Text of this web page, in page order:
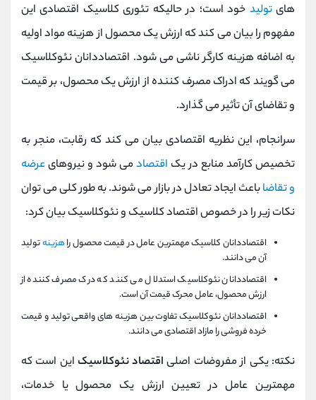
هایتولید خود است؛ در حالیکه تئوری کلاسیک اقتصادی این
مفهوم را بیان می کند که ارزش یک محصول از هزینه مواد اولیه
به اضافه هزینه کارگر ناشی می شود. اقتصاددانان نئوکلاسیک
می گویند که ادراک مصرف کننده از ارزش یک محصول، بر قیمت
و تقاضای آن تأثیر می گذارد.
سرانجام، این نظریه اقتصادی بیان می کند که رقابت، منجر به
تخصیص کارآمد منابع در یک اقتصادمی شود و نیروهایعرضه
و تقاضاباعث ایجاد تعادل در بازار می شوند. به طور کلی می توان
نکات زیر را در خصوص اقتصاد کلاسیک و نئوکلاسیک بیان کرد:
اقتصاددانان کلاسیک مهمترین عامل در قیمت محصول راهزینهتولید
آن می دانند.
اقتصاددانان نئوکلاسیک استدلال می کنند که درک مصرف کننده از
ارزش محصول، عامل محرک قیمت آن است.
اقتصاددانان نئوکلاسیک تفاوت بین هزینه های واقعی تولید و قیمت
خرده فروشی را مازاد اقتصادی می دانند.
نکته: یکی از مفروضات اصلی اقتصاد نئوکلاسیکاین است که
مهمترین عامل در تعیین ارزش یک محصول یا خدمات،